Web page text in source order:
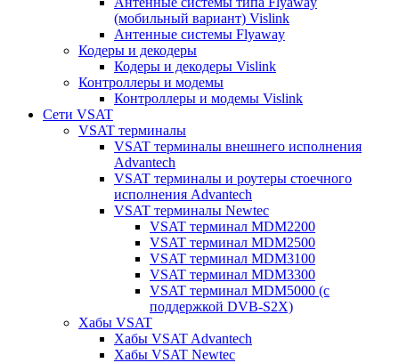
(мобильный вариант) Vislink
Антенные системы Flyaway
Кодеры и декодеры
Кодеры и декодеры Vislink
Контроллеры и модемы
Контроллеры и модемы Vislink
Сети VSAT
VSAT терминалы
VSAT терминалы внешнего исполнения
Advantech
VSAT терминалы и роутеры стоечного
исполнения Advantech
VSAT терминалы Newtec
VSAT терминал MDM2200
VSAT терминал MDM2500
VSAT терминал MDM3100
VSAT терминал MDM3300
VSAT терминал MDM5000 (с
поддержкой DVB-S2X)
Хабы VSAT
Хабы VSAT Advantech
Хабы VSAT Newtec